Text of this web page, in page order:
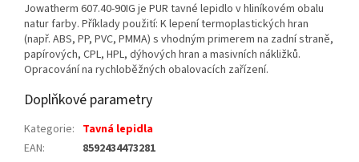
Jowatherm 607.40-90IG je PUR tavné lepidlo v hliníkovém obalu
natur farby. Příklady použití: K lepení termoplastických hran
(např. ABS, PP, PVC, PMMA) s vhodným primerem na zadní straně,
papírových, CPL, HPL, dýhových hran a masivních nákližků.
Opracování na rychloběžných obalovacích zařízení.
Doplňkové parametry
Kategorie: Tavná lepidla
EAN: 8592434473281